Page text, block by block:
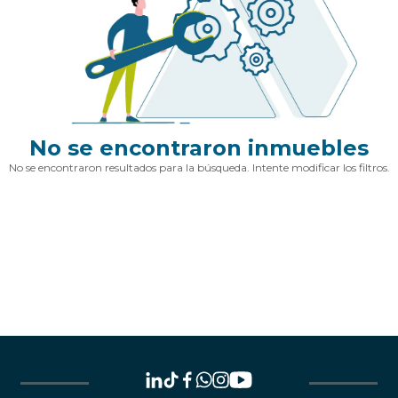
No se encontraron inmuebles
No se encontraron resultados para la búsqueda. Intente modificar los filtros.